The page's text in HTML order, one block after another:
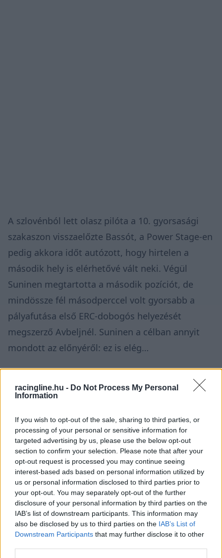
racingline.hu - Do Not Process My Personal
Information
If you wish to opt-out of the sale, sharing to third parties, or
processing of your personal or sensitive information for
targeted advertising by us, please use the below opt-out
section to confirm your selection. Please note that after your
opt-out request is processed you may continue seeing
interest-based ads based on personal information utilized by
us or personal information disclosed to third parties prior to
your opt-out. You may separately opt-out of the further
disclosure of your personal information by third parties on the
IAB’s list of downstream participants. This information may
also be disclosed by us to third parties on the IAB’s List of
Downstream Participants that may further disclose it to other
A szlovénból lett olasz pilóta a 10. gyorsasági
szakaszon visszaelőzte Bassót, a Power Stage-en
pedig akkora időt autózott, hogy hirtelen a
második hely is elérhetővé vált neki. Végül
Suninen megtartotta a második pozíciót, de
mindössze fél másodperccel volt gyorsabb a
pályafutása első ERC-dobogós helyezését
megszerző Avbeljnél. Suninen a célban annyit
mondott az előnyéről: ez is elég…
en hatodiknak gurult be, és végül simán
olasz pilóta pályafutása első Európa-bajnoki
győzelmét ünnepelhette Rómában, ezzel az első
három ERC-futamon három különböző versenyző
győzött. A pontversenyben Suninen állt az élre,
Basso a második, Andrea Mabellini pedig a
harmadik. A részletes eredményekITT
olvashatóak, a szezon július 24–26-án a Lengyel
Rallyval folytatódik.